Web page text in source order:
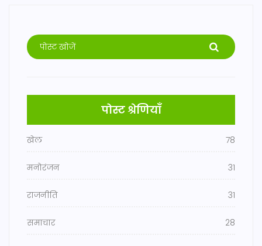
पोस्ट श्रेणियाँ
खेल 78
मनोरंजन 31
राजनीति 31
समाचार 28